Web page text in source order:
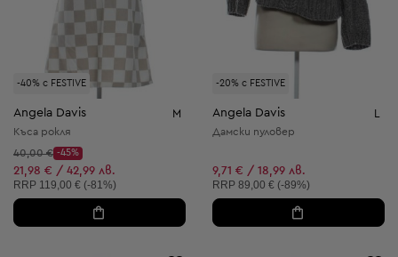
-40% с FESTIVE
Angela Davis M
Къса рокля
Начална цена:
40,00 €
Discount Price:
-45%
Намалена цена:
21,98 € / 42,99 лв.
Препоръчителна цена:
RRP 119,00 € (-81%)
-20% с FESTIVE
Angela Davis
Дамски пуловер
9,71 € / 18,99 лв.
Препоръчителна цена:
RRP 89,00 € (-89%)